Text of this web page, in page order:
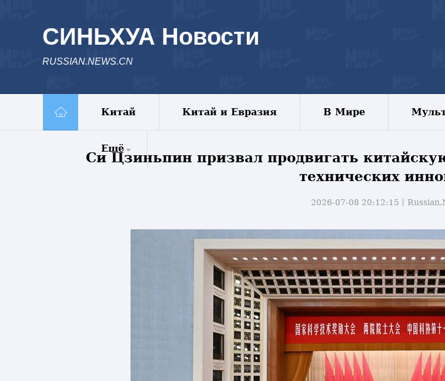
СИНЬХУА Новости
RUSSIAN.NEWS.CN
Китай Китай и Евразия В Мире
Ещё
Си Цзиньпин призвал продвигать
технических
2026-07-08 20:12:15丨